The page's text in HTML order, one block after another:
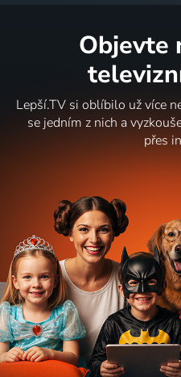
Objevte
Lepší.TV si oblíbilo už více
se jedním z nich a
přes